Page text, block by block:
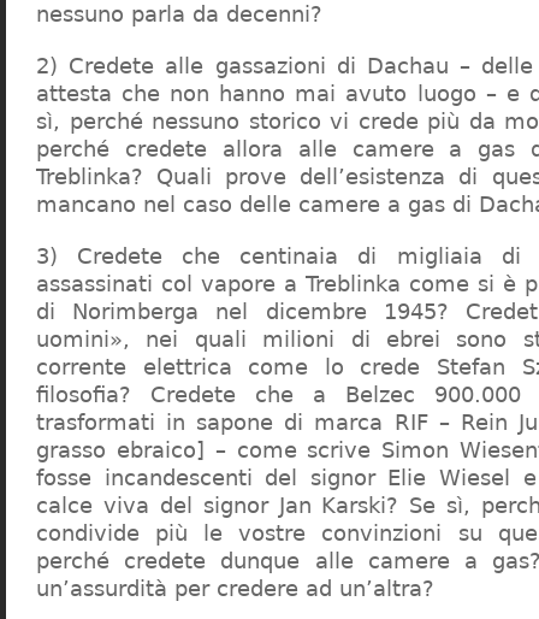
nessuno parla da decenni?
2) Credete alle gassazioni di Dachau –
attesta che non hanno mai avuto luogo – e
sì, perché nessuno storico vi crede più da
perché credete allora alle camere a gas
Treblinka? Quali prove dell’esistenza di
mancano nel caso delle camere a gas di
3) Credete che centinaia di migliaia di
assassinati col vapore a Treblinka come si è
di Norimberga nel dicembre 1945?
uomini», nei quali milioni di ebrei sono
corrente elettrica come lo crede Stefan
filosofia? Credete che a Belzec
trasformati in sapone di marca RIF – Rein
grasso ebraico] – come scrive Simon
fosse incandescenti del signor Elie Wiesel
calce viva del signor Jan Karski? Se sì,
condivide più le vostre convinzioni su
perché credete dunque alle camere a
un’assurdità per credere ad un’altra?